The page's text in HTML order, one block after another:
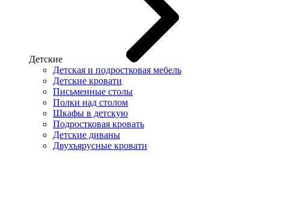
Детские
Детская и подростковая мебель
Детские кровати
Письменные столы
Полки над столом
Шкафы в детскую
Подростковая кровать
Детские диваны
Двухъярусные кровати